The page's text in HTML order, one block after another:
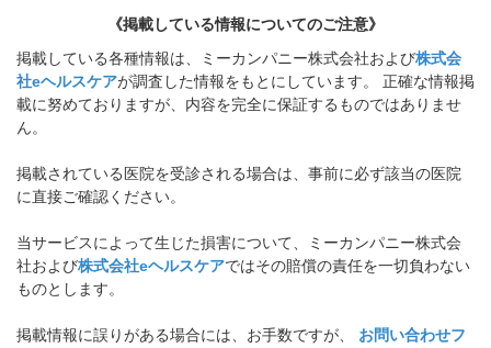
《掲載している情報についてのご注意》
掲載している各種情報は、ミーカンパニー株式会社および株式会
社eヘルスケアが調査した情報をもとにしています。 正確な情報掲
載に努めておりますが、内容を完全に保証するものではありませ
ん。
掲載されている医院を受診される場合は、事前に必ず該当の医院
に直接ご確認ください。
当サービスによって生じた損害について、ミーカンパニー株式会
社および株式会社eヘルスケアではその賠償の責任を一切負わない
ものとします。
掲載情報に誤りがある場合には、お手数ですが、
お問い合わせフ